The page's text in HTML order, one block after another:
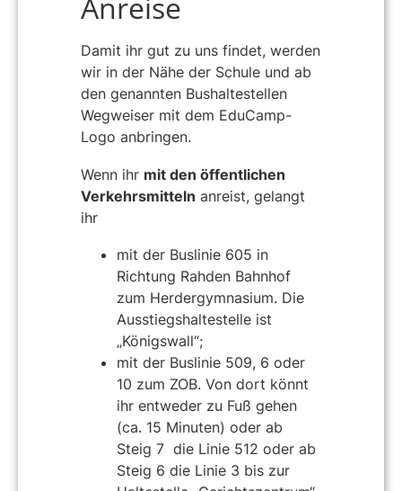
Anreise
Damit ihr gut zu uns findet, werden
wir in der Nähe der Schule und ab
den genannten Bushaltestellen
Wegweiser mit dem EduCamp-
Logo anbringen.
Wenn ihr mit den öffentlichen
Verkehrsmitteln anreist, gelangt
ihr
mit der Buslinie 605 in
Richtung Rahden Bahnhof
zum Herdergymnasium. Die
Ausstiegshaltestelle ist
„Königswall“;
mit der Buslinie 509, 6 oder
10 zum ZOB. Von dort könnt
ihr entweder zu Fuß gehen
(ca. 15 Minuten) oder ab
Steig 7 die Linie 512 oder ab
Steig 6 die Linie 3 bis zur